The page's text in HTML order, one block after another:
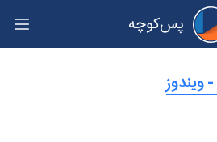
پس‌کوچه
حریم خصوصی